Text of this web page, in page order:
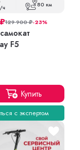
ч 80 км
₽129 900₽-23%
F5
Купить
с экспертом